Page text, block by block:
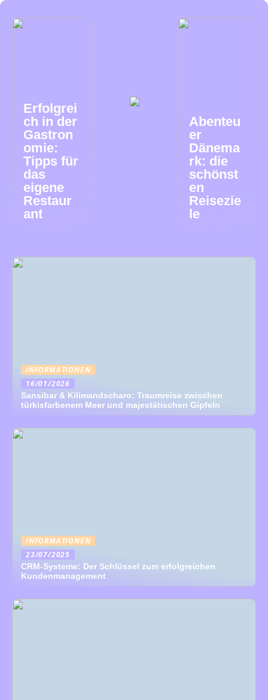
Erfolgrei
ch in der
Gastron
omie:
Tipps für
das
eigene
Restaur
ant
Abenteu
er
Dänema
rk: die
schönst
en
Reisezie
le
INFORMATIONEN
16/01/2026
Sansibar & Kilimandscharo: Traumreise zwischen
türkisfarbenem Meer und majestätischen Gipfeln
INFORMATIONEN
23/07/2025
CRM-Systeme: Der Schlüssel zum erfolgreichen
Kundenmanagement